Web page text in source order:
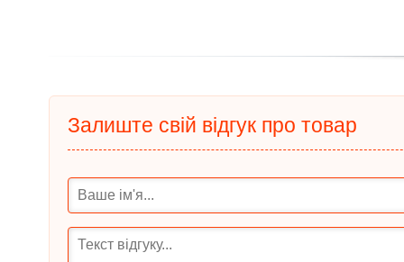
Залиште свій відгук про товар